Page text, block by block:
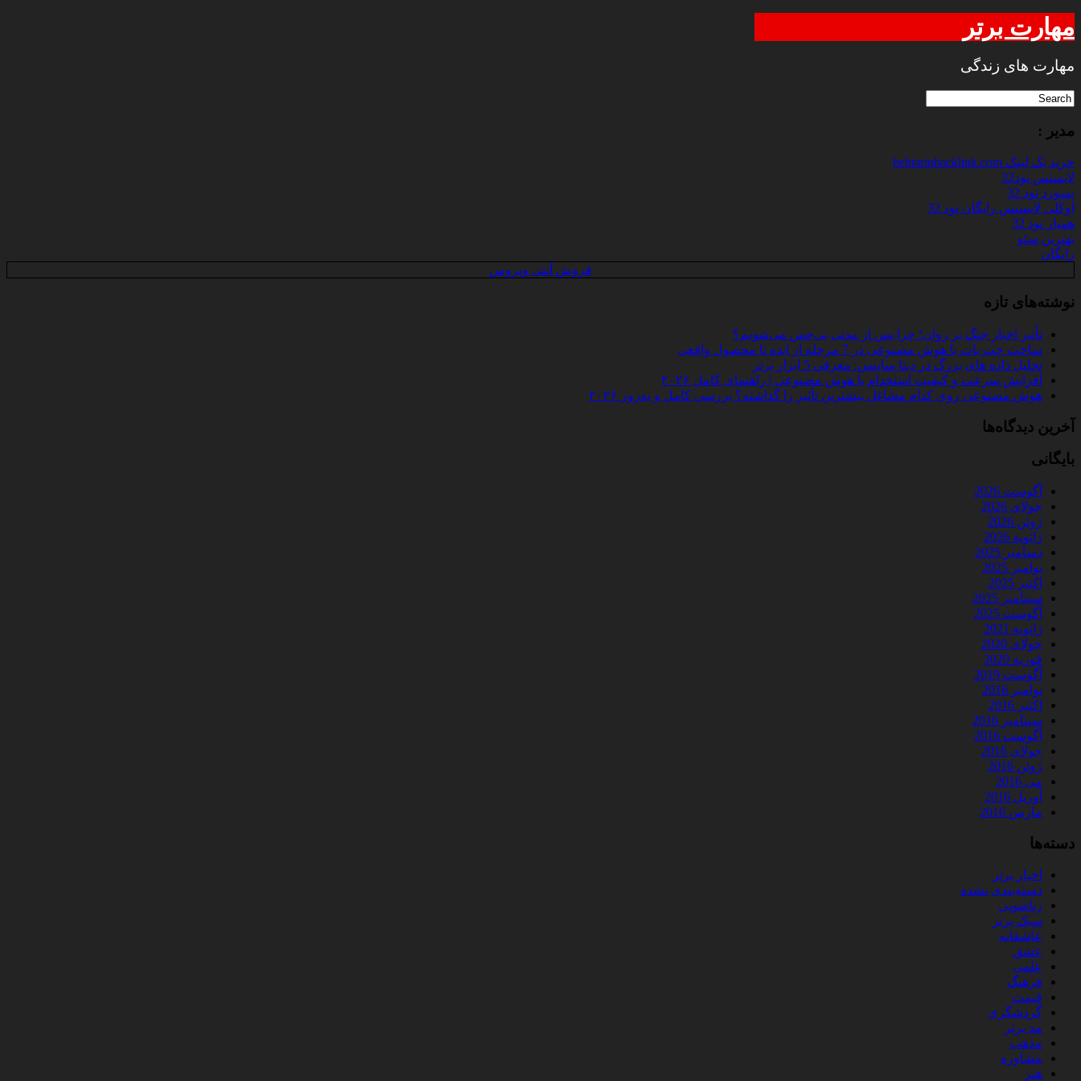
مهارت برتر
مهارت های زندگی
مدیر :
خرید بک لینک behtarinbacklink.com
لایسنس نود32
پسورد نود 32
اوکلی لایسنس رایگان نود 32
همیار نود 32
بهترین سئو
رایگان
فروش آنتی ویروس
نوشته‌های تازه
تأثیر اخبار جنگ بر روان؛ چرا پس از مدتی بی‌حس می‌شویم؟
ساخت چت‌ بات با هوش مصنوعی در 7 مرحله از ایده تا محصول واقعی
تحلیل داده‌ های بزرگ در دیتا ساینس: معرفی 5 ابزار برتر
افزایش سرعت و کیفیت استخدام با هوش مصنوعی | راهنمای کامل ۲۰۲۶
هوش مصنوعی روی کدام مشاغل بیشترین تأثیر را گذاشته؟ بررسی کامل و به‌روز ۲۰۲۶
آخرین دیدگاه‌ها
بایگانی
آگوست 2026
جولای 2026
ژوئن 2026
ژانویه 2026
دسامبر 2025
نوامبر 2025
اکتبر 2025
سپتامبر 2025
آگوست 2025
ژانویه 2021
جولای 2020
فوریه 2020
آگوست 2019
نوامبر 2016
اکتبر 2016
سپتامبر 2016
آگوست 2016
جولای 2016
ژوئن 2016
می 2016
آوریل 2016
مارس 2016
دسته‌ها
اخبار برتر
دسته‌بندی نشده
زناشویی
سبک برتر
عاشقانه
عشق
علمی
فرهنگ
قیمت
گردشگری
مد برتر
مذهب
مشاوره
هنر